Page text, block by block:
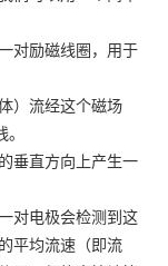
对励磁线圈，用于
）流经这个磁场
垂直方向上产生一
对电极会检测到这
平均流速（即流